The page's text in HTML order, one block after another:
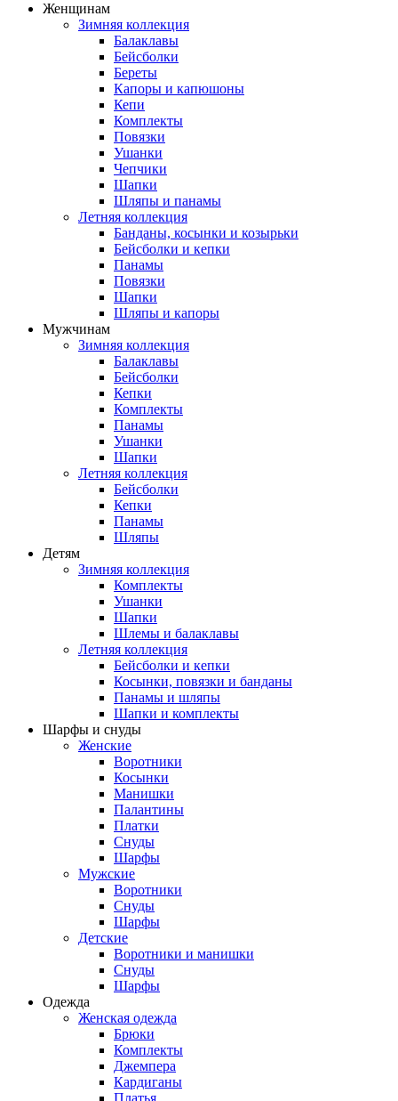
Женщинам
Зимняя коллекция
Балаклавы
Бейсболки
Береты
Капоры и капюшоны
Кепи
Комплекты
Повязки
Ушанки
Чепчики
Шапки
Шляпы и панамы
Летняя коллекция
Банданы, косынки и козырьки
Бейсболки и кепки
Панамы
Повязки
Шапки
Шляпы и капоры
Мужчинам
Зимняя коллекция
Балаклавы
Бейсболки
Кепки
Комплекты
Панамы
Ушанки
Шапки
Летняя коллекция
Бейсболки
Кепки
Панамы
Шляпы
Детям
Зимняя коллекция
Комплекты
Ушанки
Шапки
Шлемы и балаклавы
Летняя коллекция
Бейсболки и кепки
Косынки, повязки и банданы
Панамы и шляпы
Шапки и комплекты
Шарфы и снуды
Женские
Воротники
Косынки
Манишки
Палантины
Платки
Снуды
Шарфы
Мужские
Воротники
Снуды
Шарфы
Детские
Воротники и манишки
Снуды
Шарфы
Одежда
Женская одежда
Брюки
Комплекты
Джемпера
Кардиганы
Платья